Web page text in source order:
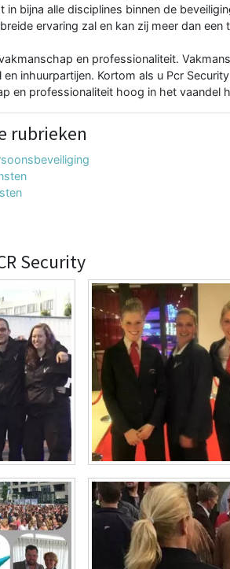
in bijna alle disciplines binnen de
ervaring zal en kan zij meer dan
en professionaliteit.
en inhuurpartijen. Kortom als u Pcr
en professionaliteit hoog in het vaandel
rubrieken
Security